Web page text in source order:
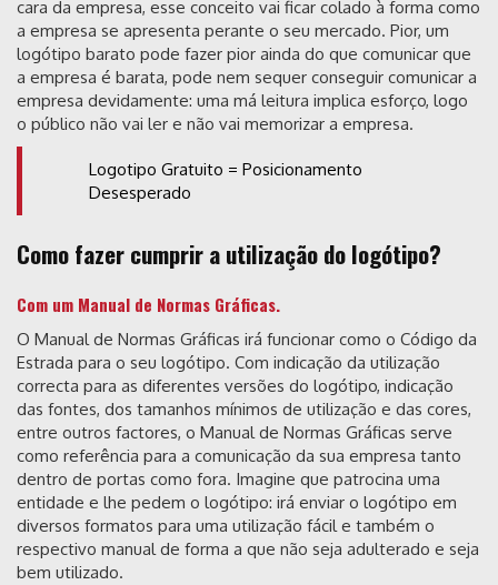
cara da empresa, esse conceito vai ficar colado à forma como
a empresa se apresenta perante o seu mercado. Pior, um
logótipo barato pode fazer pior ainda do que comunicar que
a empresa é barata, pode nem sequer conseguir comunicar a
empresa devidamente: uma má leitura implica esforço, logo
o público não vai ler e não vai memorizar a empresa.
Logotipo Gratuito = Posicionamento
Desesperado
Como fazer cumprir a utilização do logótipo?
Com um Manual de Normas Gráficas.
O Manual de Normas Gráficas irá funcionar como o Código da
Estrada para o seu logótipo. Com indicação da utilização
correcta para as diferentes versões do logótipo, indicação
das fontes, dos tamanhos mínimos de utilização e das cores,
entre outros factores, o Manual de Normas Gráficas serve
como referência para a comunicação da sua empresa tanto
dentro de portas como fora. Imagine que patrocina uma
entidade e lhe pedem o logótipo: irá enviar o logótipo em
diversos formatos para uma utilização fácil e também o
respectivo manual de forma a que não seja adulterado e seja
bem utilizado.